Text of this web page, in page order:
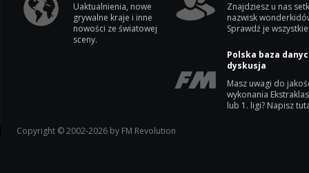
Uaktualnienia, nowe
grywalne kraje i inne
nowości ze światowej
sceny.
Znajdziesz u nas
nazwisk
Sprawdź je
Polska baza
dyskusja
Masz uwagi do
wykonania
lub 1. ligi? Napisz
Copyright © 2002-2026 by FM Revolution